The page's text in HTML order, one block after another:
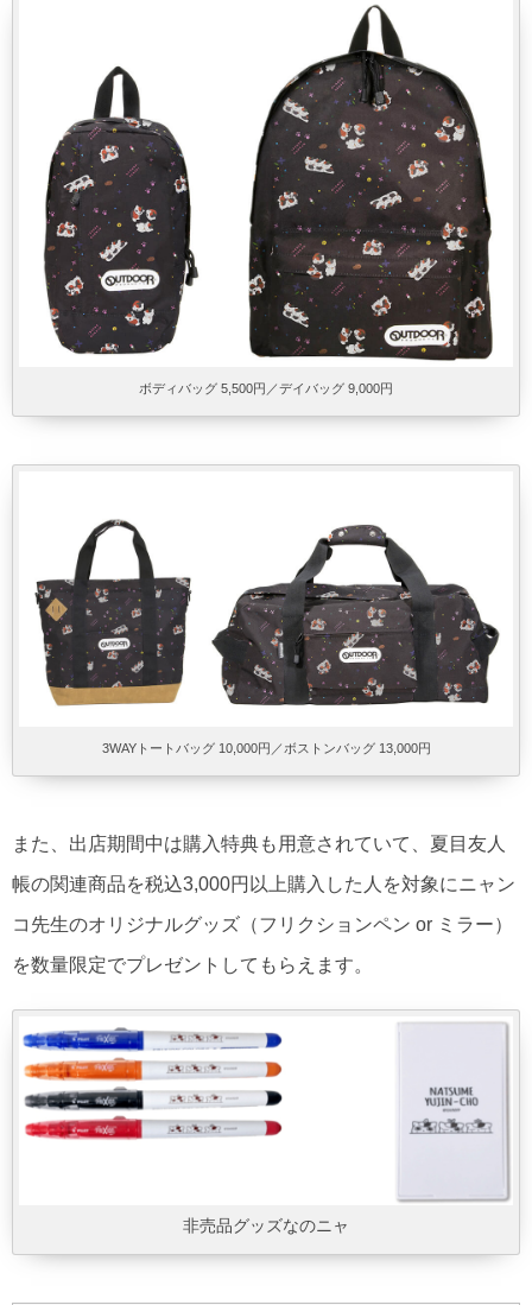
ボディバッグ 5,500円／デイバッグ 9,000円
3WAYトートバッグ 10,000円／ボストンバッグ 13,000円
また、出店期間中は購入特典も用意されていて、夏目友人
帳の関連商品を税込3,000円以上購入した人を対象にニャン
コ先生のオリジナルグッズ（フリクションペン or ミラー）
を数量限定でプレゼントしてもらえます。
非売品グッズなのニャ